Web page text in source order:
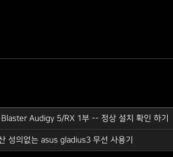
Audigy 5/RX 1부 -- 정상 설치 확인 하기
성의없는 asus gladius3 무선 사용기